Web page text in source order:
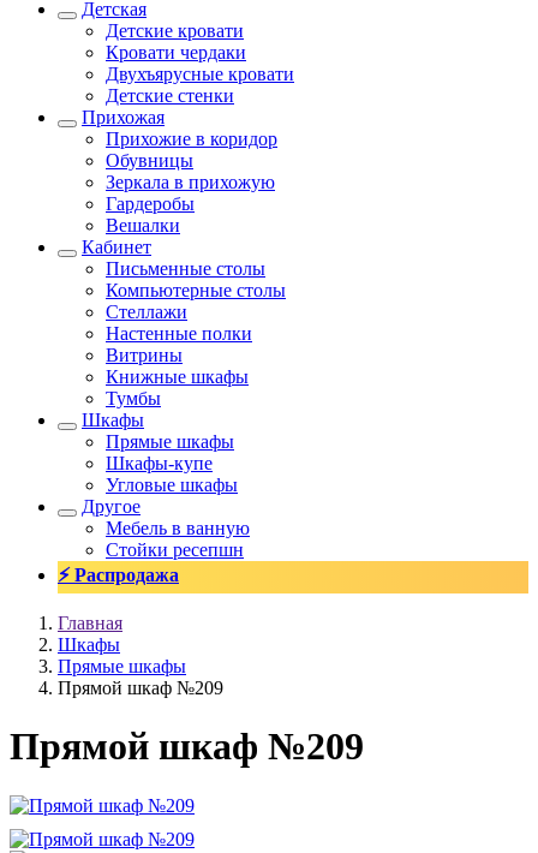
Детская
Детские кровати
Кровати чердаки
Двухъярусные кровати
Детские стенки
Прихожая
Прихожие в коридор
Обувницы
Зеркала в прихожую
Гардеробы
Вешалки
Кабинет
Письменные столы
Компьютерные столы
Стеллажи
Настенные полки
Витрины
Книжные шкафы
Тумбы
Шкафы
Прямые шкафы
Шкафы-купе
Угловые шкафы
Другое
Мебель в ванную
Стойки ресепшн
⚡ Распродажа
Главная
Шкафы
Прямые шкафы
Прямой шкаф №209
Прямой шкаф №209